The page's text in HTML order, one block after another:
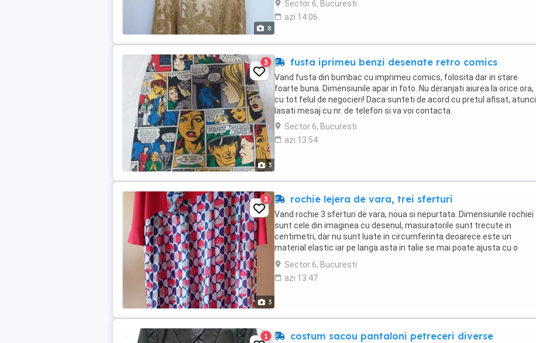
8
Sector 6, Bucuresti
azi 14:06
3
3 fusta iprimeu benzi desenate retro comics
Vand fusta din bumbac cu imprimeu comics, folosita dar in stare
foarte buna. Dimensiunile apar in foto. Nu deranjati aiurea la orice ora,
cu tot felul de negocieri! Daca sunteti de acord cu pretul afisat, atunci
lasati mesaj cu nr. de telefon si va voi contacta.
Sector 6, Bucuresti
azi 13:54
3
3 rochie lejera de vara, trei sferturi
Vand rochie 3 sferturi de vara, noua si nepurtata. Dimensiunile rochiei
sunt cele din imaginea cu desenul, masuratorile sunt trecute in
centimetri, dar nu sunt luate in circumferinta deoarece este un
material elastic iar pe langa asta in talie se mai poate ajusta cu o
curea. Nu deranjati aiurea la orice ...
Sector 6, Bucuresti
azi 13:47
1 costum sacou pantaloni petreceri diverse